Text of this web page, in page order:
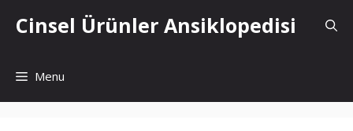
atlaCinsel Ürünler Ansiklopedisi
Menu